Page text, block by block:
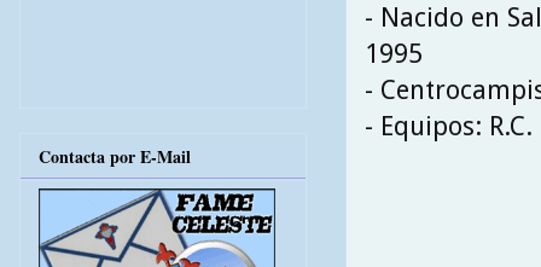
- Nacido en
1995
-
- Equipos:
Contacta por E-Mail